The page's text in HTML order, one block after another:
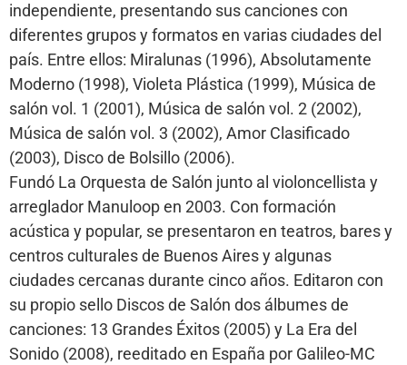
independiente, presentando sus canciones con
diferentes grupos y formatos en varias ciudades del
país. Entre ellos: Miralunas (1996), Absolutamente
Moderno (1998), Violeta Plástica (1999), Música de
salón vol. 1 (2001), Música de salón vol. 2 (2002),
Música de salón vol. 3 (2002), Amor Clasificado
(2003), Disco de Bolsillo (2006).
Fundó La Orquesta de Salón junto al violoncellista y
arreglador Manuloop en 2003. Con formación
acústica y popular, se presentaron en teatros, bares y
centros culturales de Buenos Aires y algunas
ciudades cercanas durante cinco años. Editaron con
su propio sello Discos de Salón dos álbumes de
canciones: 13 Grandes Éxitos (2005) y La Era del
Sonido (2008), reeditado en España por Galileo-MC